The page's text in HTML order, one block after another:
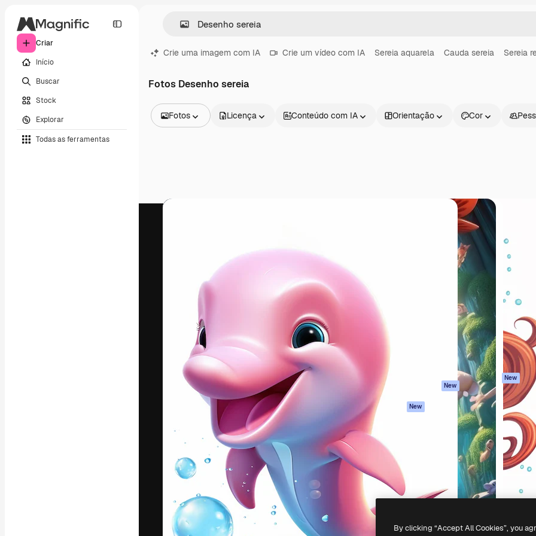
Criar
Início
Buscar
Stock
Explorar
Todas as ferramentas
Crie uma imagem com IA Crie um vídeo com IA Sereia aquarela Cauda sereia Sereia
Fotos Desenho sereia
Fotos
Vídeos
Licença Conteúdo com IA Orientação Cor
A plataforma criativa para você direcionar
seu melhor trabalho. Mais de 1 milhão de
assinantes entre criativos, empresas,
Gerador de
imagens
Conteúdo de stock
MCP para
Claude/ChatGPT
New
Agentes New
Todas as
ferramentas
Começar
Academy
Documentação
Atendimento
Termos e
condições
Política de
privacidade
Originais
New
Política de cookies
Central de
confiabilidade
Afiliados
Empresas
Copyright © 2010- 2026 Freepik Company S.L.U. Todos os direitos reservados.
By clicking “Accept All Cookies”, you